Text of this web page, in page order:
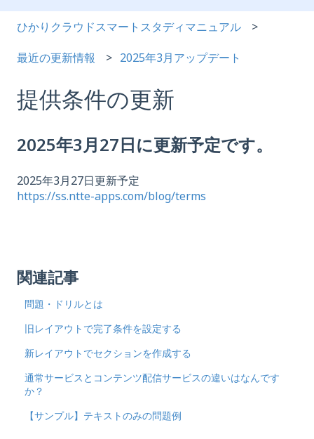
ひかりクラウドスマートスタディマニュアル
最近の更新情報 2025年3月アップデート
提供条件の更新
2025年3月27日に更新予定です。
2025年3月27日更新予定
https://ss.ntte-apps.com/blog/terms
関連記事
問題・ドリルとは
旧レイアウトで完了条件を設定する
新レイアウトでセクションを作成する
通常サービスとコンテンツ配信サービスの違いはなんです
か？
【サンプル】テキストのみの問題例